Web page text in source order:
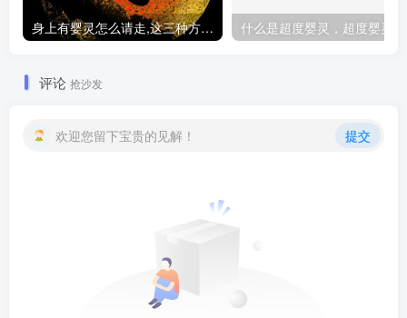
身上有婴灵怎么请走,这三种方法让你摆脱纠缠
评论 抢沙发
欢迎您留下宝贵的见解！ 提交